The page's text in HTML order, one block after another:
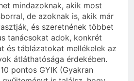
mindazoknak, akik most
de azoknak is, akik már
és szeretnének többet
tanácsokat adok, konkrét
és táblázatokat mellékelek az
átláthatósága érdekében.
pontos GYIK (Gyakran